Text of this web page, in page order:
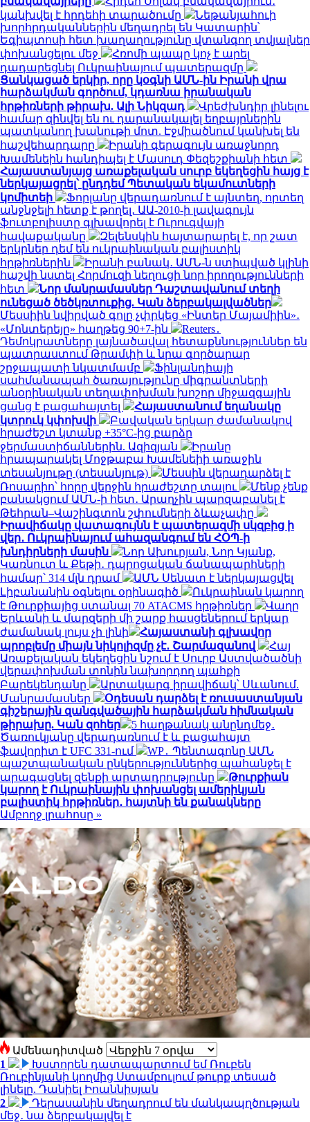
կանխվել է հրդեհի տարածումը
Նեթանյահուի
խորհրդականներին մեղադրել են Կատարին՝
Եգիպտոսի հետ խաղաղությունը վտանգող տվյալներ
փոխանցելու մեջ
Հռոմի պապը կոչ է արել
դադարեցնել Ուկրաինայում պատերազմը
Ցանկացած երկիր, որը կօգնի ԱՄՆ-ին Իրանի վրա
հարձակման գործում, կդառնա իրանական
հրթիռների թիրախ. Ալի Նիկզադ
Վրեժխնդիր լինելու
համար զինվել են ու դարանակալել եղբայրներին
պատկանող խանութի մոտ. Էջմիածնում կանխել են
հաշվեհարդարը
Իրանի գերագույն առաջնորդ
Խամենեին հանդիպել է Մասուդ Փեզեշքիանի հետ
Հայաստանյայց առաքելական սուրբ եկեղեցին հայց է
ներկայացրել՝ ընդդեմ Պետական եկամուտների
կոմիտեի
Ֆորլանը վերադառնում է այնտեղ, որտեղ
անջնջելի հետք է թողել․ ԱԱ-2010-ի լավագույն
ֆուտբոլիստը գլխավորել է Ուրուգվայի
հավաքականը
Զելենսկին հայտարարել է, որ շատ
երկրներ դեմ են ուկրաինական բալիստիկ
հրթիռներին
Իրանի բանակ․ ԱՄՆ-ն ստիպված կլինի
հաշվի նստել Հորմուզի նեղուցի նոր իրողությունների
հետ
Նոր մանրամասներ Դաշտավանում տեղի
ունեցած ծեծկռտուքից. Կան ձերբակալվածներ
Մեսսիին նվիրված գոլը չփրկեց «Ինտեր Մայամիին»․
«Մոնտերեյը» հաղթեց 90+7-ին
Reuters․
Դեմոկրատները լայնածավալ հետաքննություններ են
պատրաստում Թրամփի և նրա գործարար
շրջապատի նկատմամբ
Ֆինլանդիայի
սահմանապահ ծառայությունը միգրանտների
անօրինական տեղափոխման խոշոր միջազգային
ցանց է բացահայտել
Հայաստանում եղանակը
կտրուկ կփոխվի
Բավական երկար ժամանակով
հրաժեշտ կտանք +35°C-ից բարձր
ջերմաստիճաններին. Ազիզյան
Իրանը
հրապարակել Մոջթաբա Խամենեիի առաջին
տեսանյութը (տեսանյութ)
Մեսսին վերադարձել է
Ռոսարիո՝ հորը վերջին հրաժեշտը տալու
Մենք չենք
բանակցում ԱՄՆ-ի հետ․ Արաղչին պարզաբանել է
Թեհրան–Վաշինգտոն շփումների ձևաչափը
Իրավիճակը վատագույնն է պատերազմի սկզբից ի
վեր․ Ուկրաինայում ահազանգում են ՀՕՊ-ի
խնդիրների մասին
Նոր Ախուրյան, Նոր Կյանք,
Կառնուտ և Քեթի․ դպրոցական ճանապարհների
համար՝ 314 մլն դրամ
ԱՄՆ Սենատ է ներկայացվել
Լիբանանին օգնելու օրինագիծ
Ուկրաինան կարող
է Թուրքիայից ստանալ 70 ATACMS հրթիռներ
Վաղը
Երևանի և մարզերի մի շարք հասցեներում երկար
ժամանակ լույս չի լինի
Հայաստանի գլխավոր
պրոբլեմը միայն նիկոլիզմը չէ․ Շարմազանով
Հայ
Առաքելական եկեղեցին նշում է Սուրբ Աստվածածնի
վերափոխման տոնին նախորդող պահքի
Բարեկենդանը
Արտակարգ իրավիճակ՝ Սևանում.
Մանրամասներ
Օդեսան դարձել է ռուսաստանյան
գիշերային զանգվածային հարձակման հիմնական
թիրախը. Կան զոհեր
5 հաղթանակ անընդմեջ․
Ծառուկյանը վերադառնում է և բացահայտ
ֆավորիտ է UFC 331-ում
WP․ Պենտագոնը ԱՄՆ
պաշտպանական ընկերություններից պահանջել է
արագացնել զենքի արտադրությունը
Թուրքիան
կարող է Ուկրաինային փոխանցել ամերիկյան
բալիստիկ հրթիռներ․ հայտնի են քանակները
Ամբողջ լրահոսը »
Ամենադիտված
1
Խստորեն դատապարտում եմ Ռուբեն
Ռուբինյանի կողմից Ստամբուլում թուրք տեսած
լինելը. Դանիել Իոաննիսյան
2
Դերասանին մեղադրում են մանկապղծության
մեջ․ նա ձերբակալվել է